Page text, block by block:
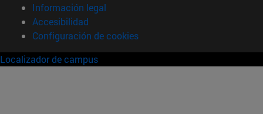
Información legal
Accesibilidad
Configuración de cookies
Localizador de campus